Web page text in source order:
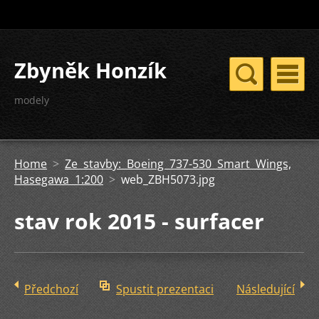
Zbyněk Honzík
modely
Home > Ze stavby: Boeing 737-530 Smart Wings,
Hasegawa 1:200 > web_ZBH5073.jpg
stav rok 2015 - surfacer
Předchozí Spustit prezentaci Následující